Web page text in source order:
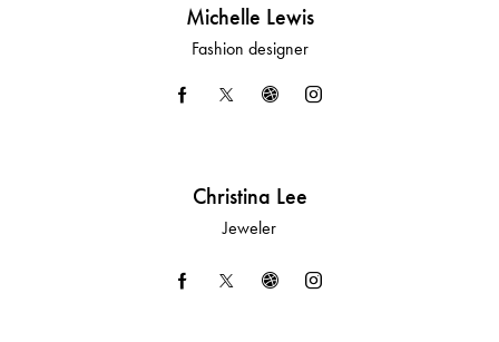
Michelle Lewis
Fashion designer
Christina Lee
Jeweler